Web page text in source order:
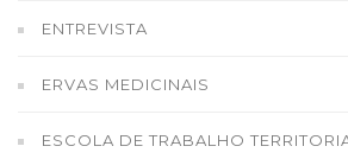
ENTREVISTA
ERVAS MEDICINAIS
ESCOLA DE TRABALHO